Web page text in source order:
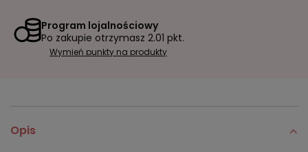
Program lojalnościowy
Po zakupie otrzymasz 2.01 pkt.
Wymień punkty na produkty
Opis